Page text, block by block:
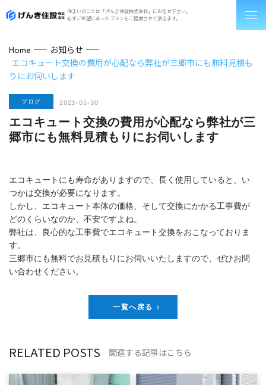
住まいのことは「げんき住設株式会社」にお任せ下さい。
必ずご希望にあったプランをご提案させて頂きます。
Home
お知らせ
エコキュート交換の費用が心配なら弊社が三郷市にも無料見積も
りにお伺いします
ブログ 2023-05-30
エコキュート交換の費用が心配なら弊社が三
郷市にも無料見積もりにお伺いします
エコキュートにも寿命がありますので、長く使用していると、い
つかは交換が必要になります。
しかし、エコキュート本体の価格、そして交換にかかる工事費が
どのくらいなのか、不安ですよね。
弊社は、良心的な工事費でエコキュート交換をおこなっておりま
す。
三郷市にも無料でお見積もりにお伺いいたしますので、ぜひお問
い合わせください。
一覧へ戻る
RELATED POSTS 関連する記事はこちら